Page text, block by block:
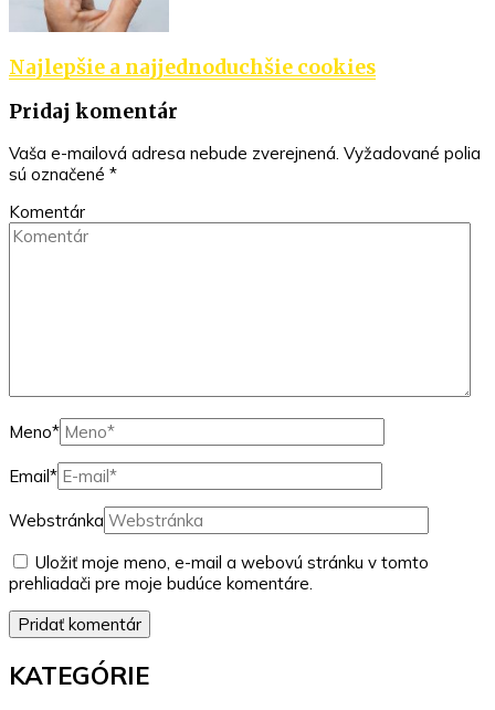
Najlepšie a najjednoduchšie cookies
Pridaj komentár
Vaša e-mailová adresa nebude zverejnená. Vyžadované polia
sú označené *
Komentár
Meno*
Email *
Webstránka
Uložiť moje meno, e-mail a webovú stránku v tomto
prehliadači pre moje budúce komentáre.
KATEGÓRIE